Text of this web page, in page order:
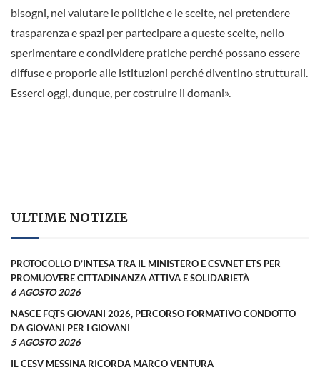
bisogni, nel valutare le politiche e le scelte, nel pretendere
trasparenza e spazi per partecipare a queste scelte, nello
sperimentare e condividere pratiche perché possano essere
diffuse e proporle alle istituzioni perché diventino strutturali.
Esserci oggi, dunque, per costruire il domani».
ULTIME NOTIZIE
PROTOCOLLO D’INTESA TRA IL MINISTERO E CSVNET ETS PER
PROMUOVERE CITTADINANZA ATTIVA E SOLIDARIETÀ
6 AGOSTO 2026
NASCE FQTS GIOVANI 2026, PERCORSO FORMATIVO CONDOTTO
DA GIOVANI PER I GIOVANI
5 AGOSTO 2026
IL CESV MESSINA RICORDA MARCO VENTURA